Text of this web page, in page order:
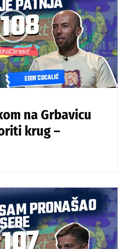
na Grbavicu
krug –